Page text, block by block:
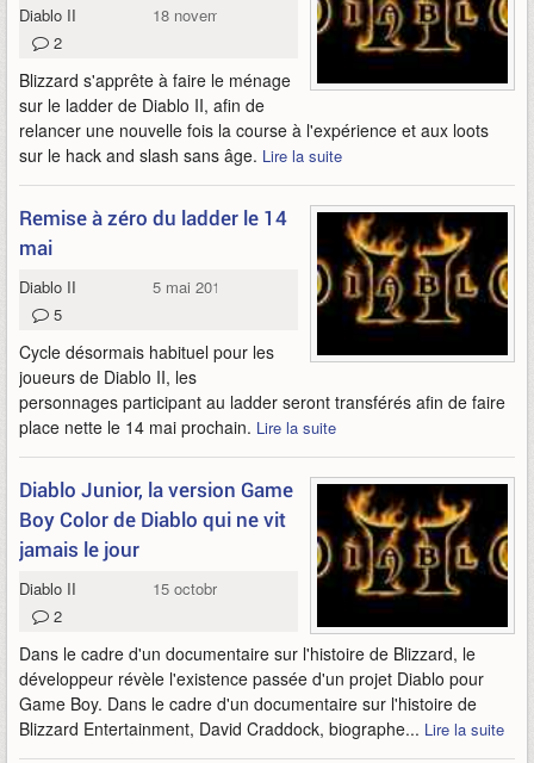
Diablo II
18 novembre 2013
2
Blizzard s'apprête à faire le ménage
sur le ladder de Diablo II, afin de
relancer une nouvelle fois la course à l'expérience et aux loots
sur le hack and slash sans âge. Lire la suite
Remise à zéro du ladder le 14
mai
Diablo II
5 mai 2013
5
Cycle désormais habituel pour les
joueurs de Diablo II, les
personnages participant au ladder seront transférés afin de faire
place nette le 14 mai prochain. Lire la suite
Diablo Junior, la version Game
Boy Color de Diablo qui ne vit
jamais le jour
Diablo II
15 octobre 2012
2
Dans le cadre d'un documentaire sur l'histoire de Blizzard, le
développeur révèle l'existence passée d'un projet Diablo pour
Game Boy. Dans le cadre d'un documentaire sur l'histoire de
Blizzard Entertainment, David Craddock, biographe... Lire la suite